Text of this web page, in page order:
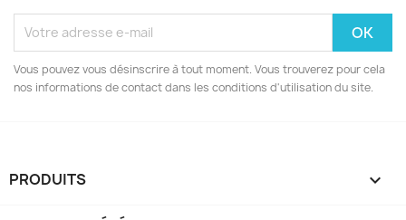
Vous pouvez vous désinscrire à tout moment. Vous trouverez pour cela
nos informations de contact dans les conditions d'utilisation du site.
PRODUITS 